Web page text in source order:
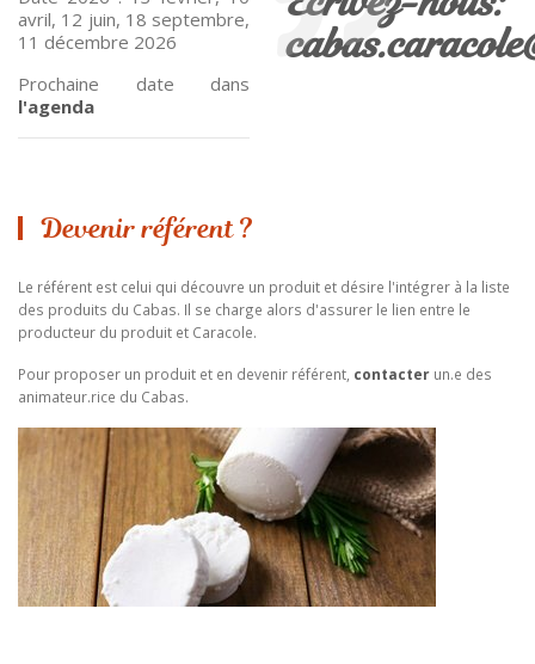
avril, 12 juin, 18 septembre,
11 décembre 2026
Prochaine date dans
l'agenda
Devenir référent ?
Le référent est celui qui découvre un produit et désire l'intégrer à la liste
des produits du Cabas. Il se charge alors d'assurer le lien entre le
producteur du produit et Caracole.
Pour proposer un produit et en devenir référent, contacter un.e des
animateur.rice du Cabas.